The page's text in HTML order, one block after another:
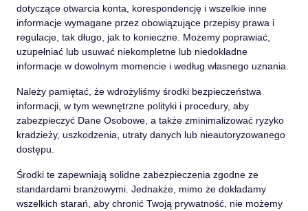
dotyczące otwarcia konta, korespondencję i wszelkie inne
informacje wymagane przez obowiązujące przepisy prawa i
regulacje, tak długo, jak to konieczne. Możemy poprawiać,
uzupełniać lub usuwać niekompletne lub niedokładne
informacje w dowolnym momencie i według własnego uznania.
Należy pamiętać, że wdrożyliśmy środki bezpieczeństwa
informacji, w tym wewnętrzne polityki i procedury, aby
zabezpieczyć Dane Osobowe, a także zminimalizować ryzyko
kradzieży, uszkodzenia, utraty danych lub nieautoryzowanego
dostępu.
Środki te zapewniają solidne zabezpieczenia zgodne ze
standardami branżowymi. Jednakże, mimo że dokładamy
wszelkich starań, aby chronić Twoją prywatność, nie możemy